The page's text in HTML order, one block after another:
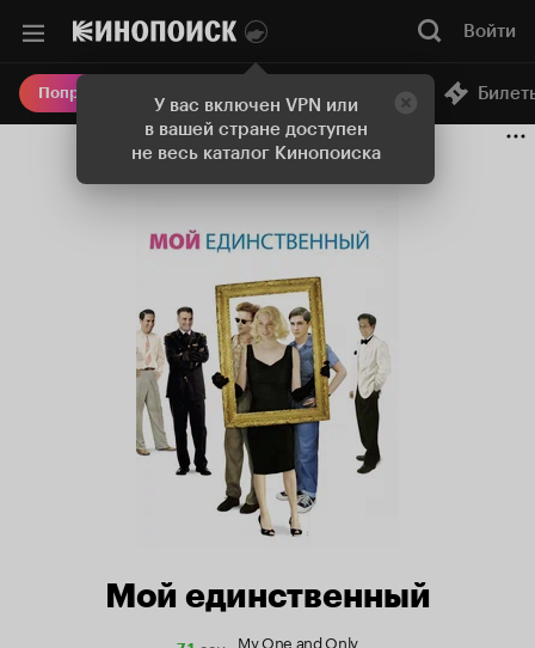
У вас включен VPN или
в вашей стране доступен
не весь каталог Кинопоиска
Войти
Попробовать Плюс Онлайн-кинотеатр
Мой единственный
My One and Only